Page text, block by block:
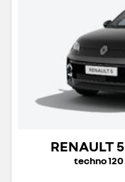
RENAULT
techno